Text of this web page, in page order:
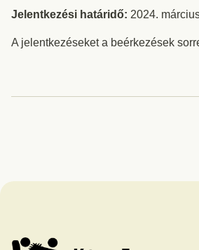
Jelentkezési határidő: 2024.
A jelentkezéseket a beérkezések